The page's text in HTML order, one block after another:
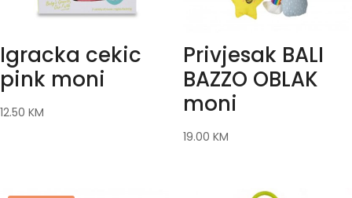
Igracka cekic
pink moni
12.50 KM
Privjesak BALI
BAZZO OBLAK
moni
19.00 KM